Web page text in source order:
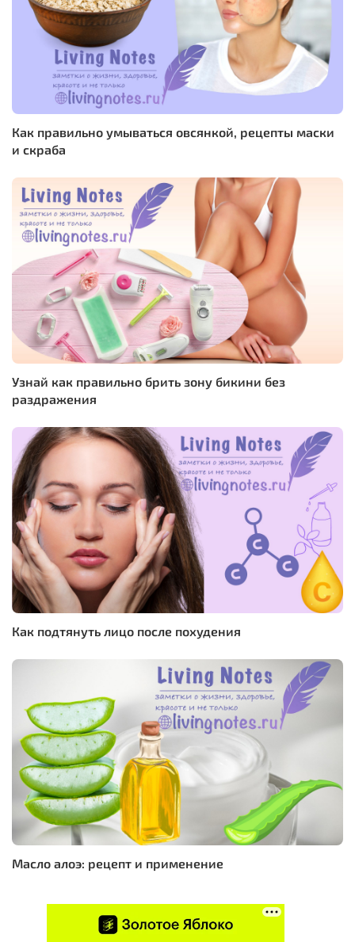
Как правильно умываться овсянкой, рецепты маски
и скраба
Узнай как правильно брить зону бикини без
раздражения
Как подтянуть лицо после похудения
Масло алоэ: рецепт и применение